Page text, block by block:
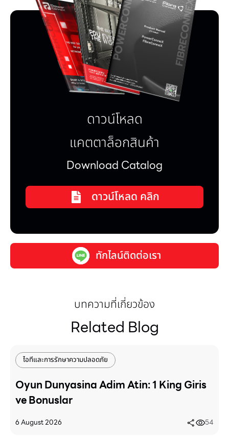
ดาวน์โหลด
แคตตาล็อกสินค้า
Download Catalog
ดาวน์โหลด คลิก
ทักไลน์ติดต่อเรา
บทความที่เกี่ยวข้อง
Related Blog
ไอทีและการรักษาความปลอดภัย
Oyun Dunyasina Adim Atin: 1 King Giris
ve Bonuslar
6 August 2026 54